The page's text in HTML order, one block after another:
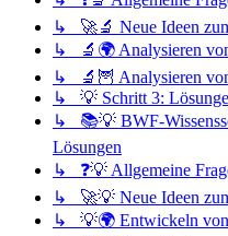
↳ 🚀🔬 Neue Ideen
↳ 🔬🌍 Analysieren
↳ 🔬🦉 Analysieren
↳ 💡 Schritt 3:
↳ 📚💡 BWF-
Lösungen
↳ ❓💡 Allgemeine
↳ 🚀💡 Neue Ideen
↳ 💡🌍 Entwickeln von